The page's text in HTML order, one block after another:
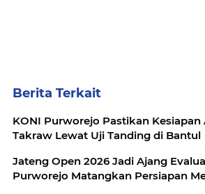
Berita Terkait
KONI Purworejo Pastikan Kesiapan
Takraw Lewat Uji Tanding di Bantul
Jateng Open 2026 Jadi Ajang
Purworejo Matangkan Persiapan